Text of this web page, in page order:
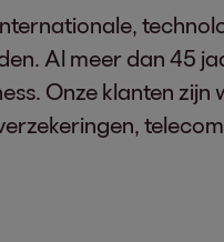
Al meer dan 45
Onze klanten